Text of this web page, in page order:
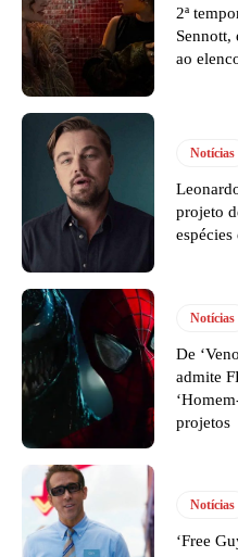
2ª
Sennott,
ao
Notícias
projeto
Notícias
De
admite
projetos
Notícias
‘Free